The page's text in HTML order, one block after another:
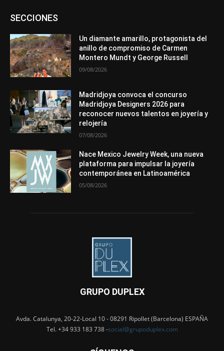
SECCIONESAsociaciones
Entrevistas
Mundo Técnico
Novedades Opiniones
Perspectiva
Premios
Secciones Sin categoría
Más
Un diamante amarillo, protagonista del
anillo de compromiso de Carmen
Montero Mundt y George Russell
09/08/2026
Madridjoya convoca el concurso
Madridjoya Designers 2026 para
reconocer nuevos talentos en joyería y
relojería
07/08/2026
Nace Mexico Jewelry Week, una nueva
plataforma para impulsar la joyería
contemporánea en Latinoamérica
05/08/2026
GRUPO DUPLEX
Avda. Catalunya, 20-22-Local 10 - 08291 Ripollet (Barcelona) ESPAÑA
Tel. +34 933 183 738 -social@grupoduplex.com